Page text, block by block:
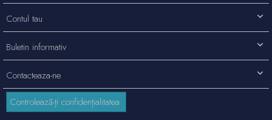
Contacteaza-ne
Contul tau
Buletin informativ
Controlează-ți confidențialitatea